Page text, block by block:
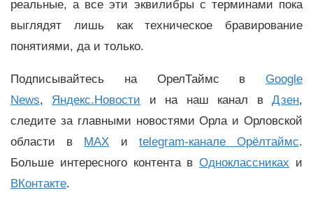
реальные, а все эти эквилибры с терминами пока
выглядят лишь как техническое бравирование
понятиями, да и только.
Подписывайтесь на ОрелТаймс в Google
News, Яндекс.Новости и на наш канал вДзен,
следите за главными новостями Орла и Орловской
области в MAX и telegram-канале Орёлтаймс.
Больше интересного контента вОдноклассниках и
ВКонтакте.